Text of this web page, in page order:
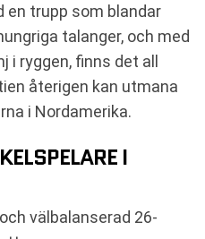
en trupp som blandar
talanger, och med
i ryggen, finns det all
återigen kan utmana
i Nordamerika.
I
välbalanserad 26-